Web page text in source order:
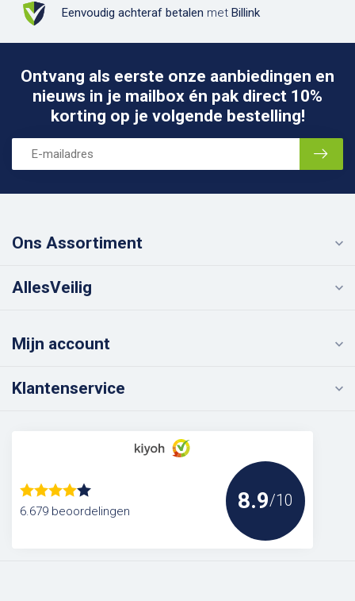
Eenvoudig achteraf betalen met Billink
Ontvang als eerste onze aanbiedingen en
nieuws in je mailbox én pak direct 10%
korting op je volgende bestelling!
Ons Assortiment
AllesVeilig
Mijn account
Klantenservice
6.679 beoordelingen 8.9/10